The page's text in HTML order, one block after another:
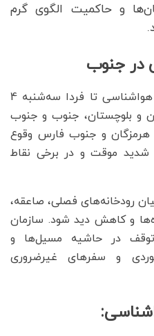
و حاکمیت الگوی گرم
در جنوب
طبق هشدار سطح زرد سازمان هواشناسی تا فردا سه‌شنبه 4
سیستان و بلوچستان، جنوب و جنوب
هرمزگان و جنوب فارس وقوع
شدید موقت و در برخی نقاط
رودخانه‌های فصلی، صاعقه،
و کاهش دید شود. سازمان
در حاشیه مسیل‌ها و
و سفرهای غیرضروری